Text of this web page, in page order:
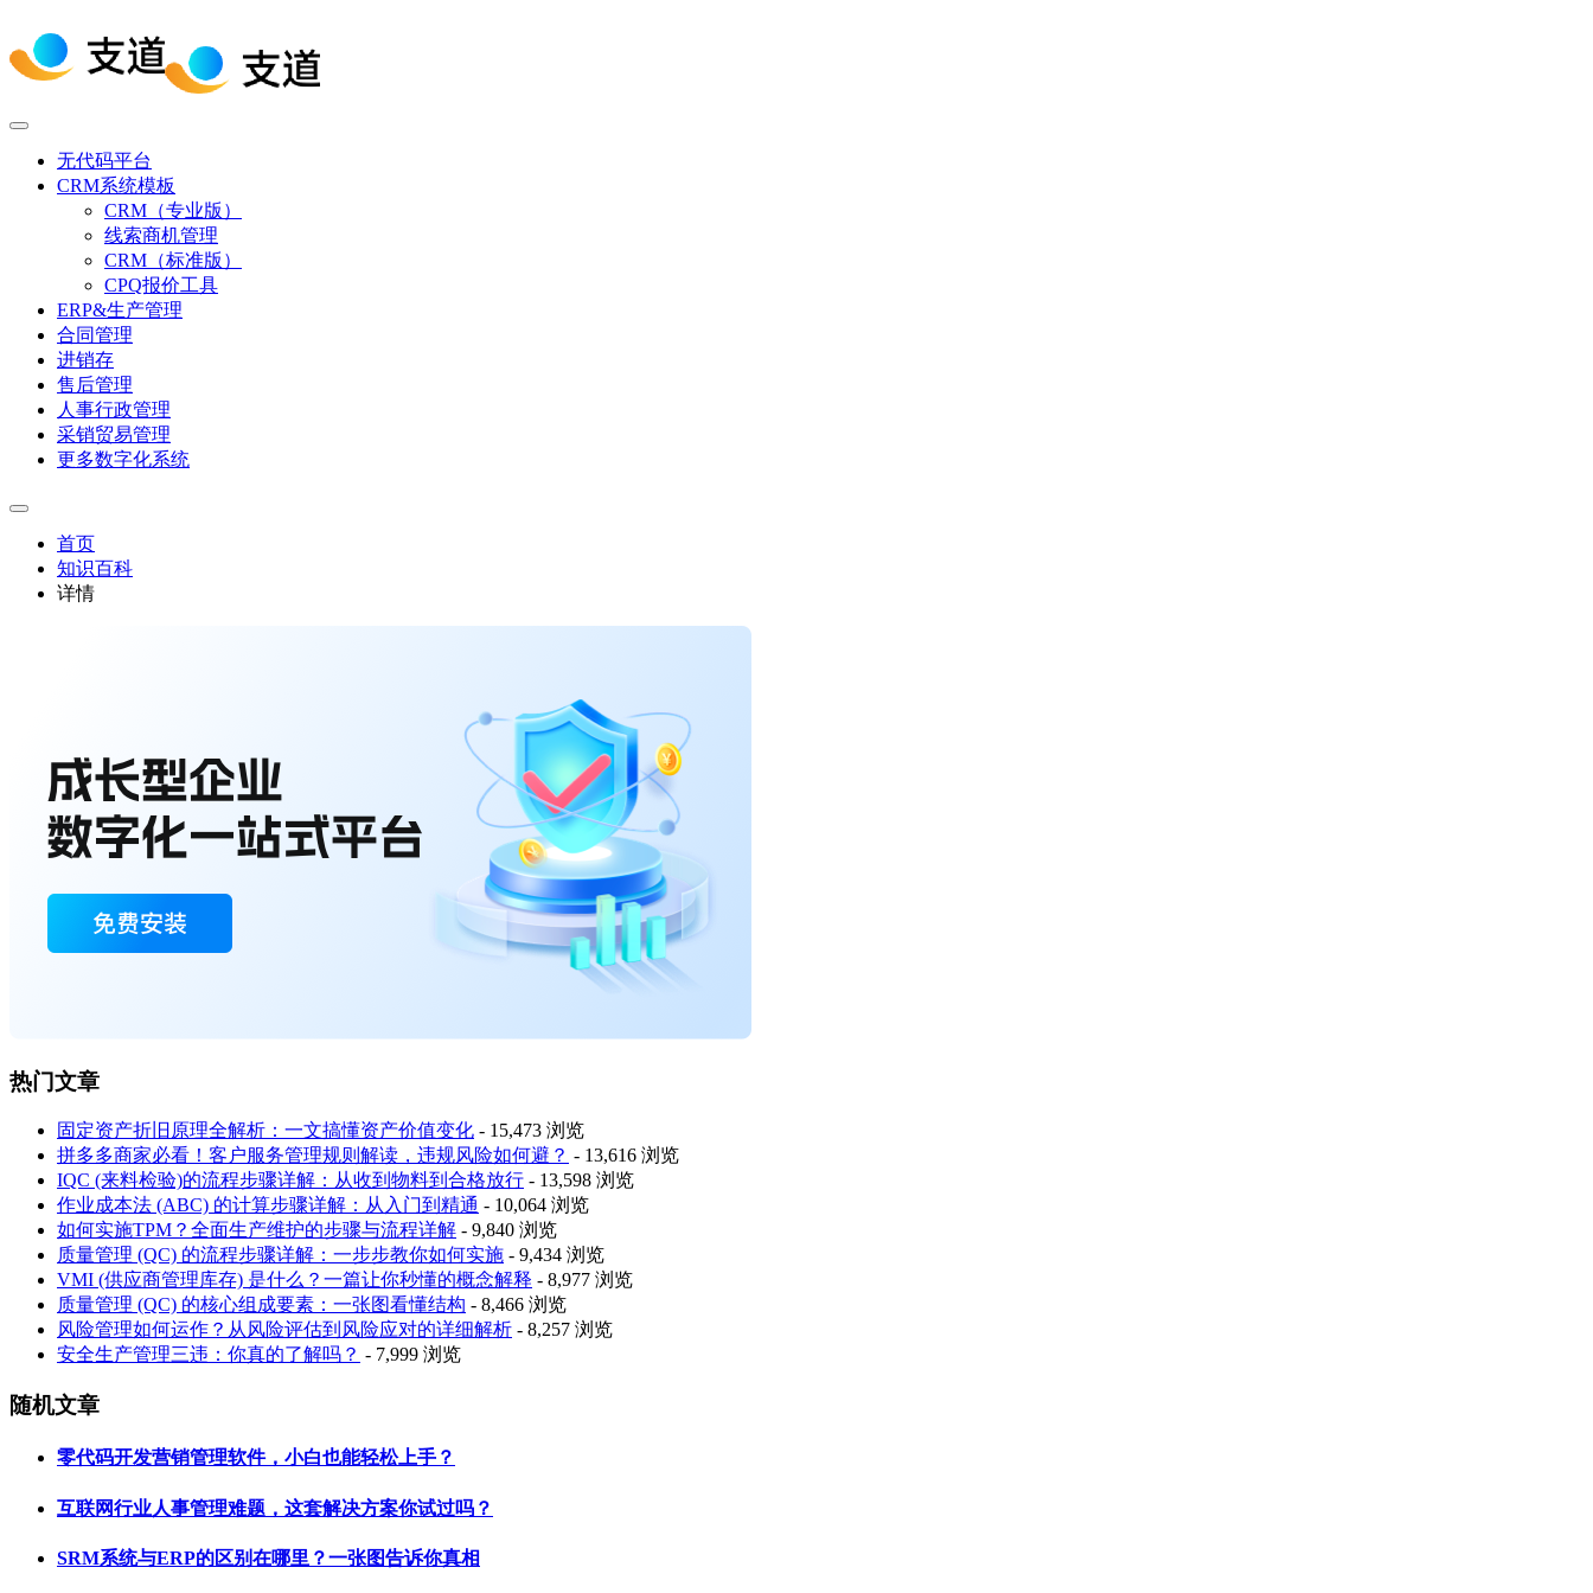
无代码平台
CRM系统模板
CRM（专业版）
线索商机管理
CRM（标准版）
CPQ报价工具
ERP&生产管理
合同管理
进销存
售后管理
人事行政管理
采销贸易管理
更多数字化系统
首页
知识百科
详情
热门文章
固定资产折旧原理全解析：一文搞懂资产价值变化 - 15,473 浏览
拼多多商家必看！客户服务管理规则解读，违规风险如何避？ - 13,616 浏览
IQC (来料检验)的流程步骤详解：从收到物料到合格放行 - 13,598 浏览
作业成本法 (ABC) 的计算步骤详解：从入门到精通 - 10,064 浏览
如何实施TPM？全面生产维护的步骤与流程详解 - 9,840 浏览
质量管理 (QC) 的流程步骤详解：一步步教你如何实施 - 9,434 浏览
VMI (供应商管理库存) 是什么？一篇让你秒懂的概念解释 - 8,977 浏览
质量管理 (QC) 的核心组成要素：一张图看懂结构 - 8,466 浏览
风险管理如何运作？从风险评估到风险应对的详细解析 - 8,257 浏览
安全生产管理三违：你真的了解吗？ - 7,999 浏览
随机文章
零代码开发营销管理软件，小白也能轻松上手？
互联网行业人事管理难题，这套解决方案你试过吗？
SRM系统与ERP的区别在哪里？一张图告诉你真相